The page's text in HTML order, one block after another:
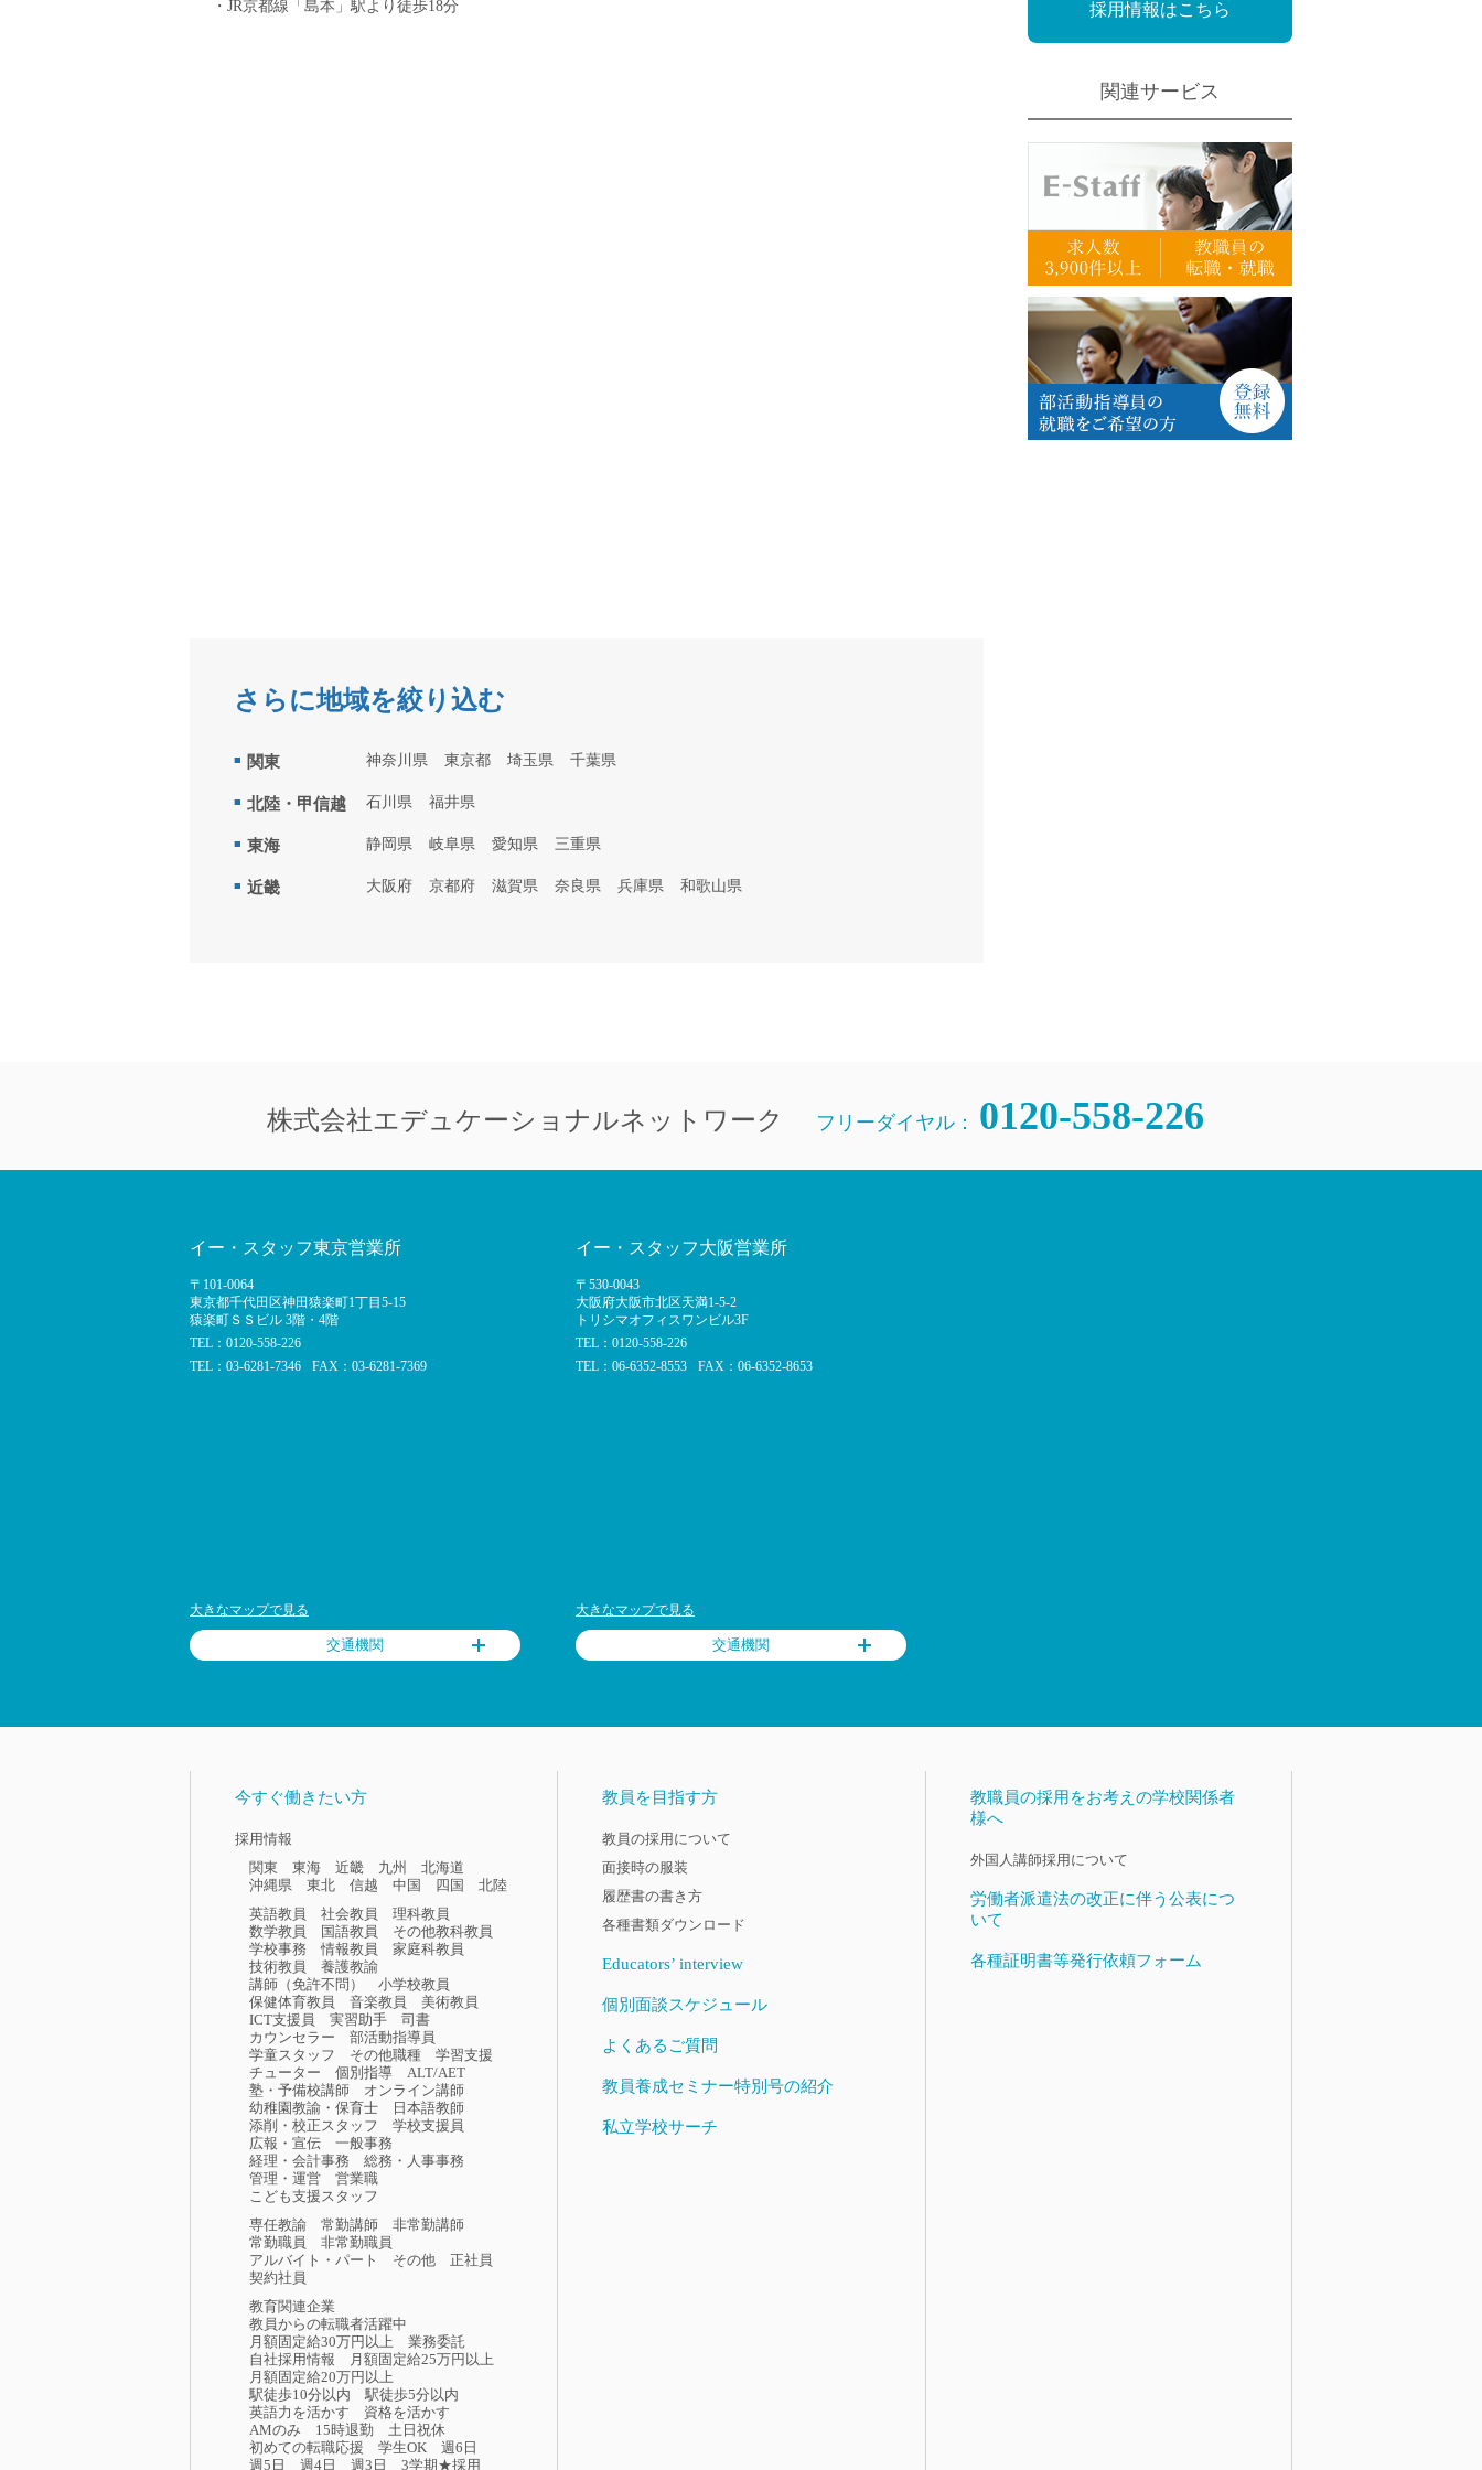
紹介予定派遣
社会人経験を活かせる
子育てママ活躍中
ミドル・シニア活躍中
扶養内勤務可
1日4時間以内
JR京都線「島本」駅より徒歩18分
さらに地域を絞り込む
関東 神奈川県 東京都 埼玉県 千葉県
北陸・甲信越 石川県 福井県
東海 静岡県 岐阜県 愛知県 三重県
近畿 大阪府 京都府 滋賀県 奈良県 兵庫県 和歌山県
採用情報はこちら
関連サービス
株式会社エデュケーショナルネットワーク フリーダイヤル： 0120-558-226
イー・スタッフ東京営業所
〒101-0064
東京都千代田区神田猿楽町1丁目5-15
猿楽町ＳＳビル 3階・4階
TEL：0120-558-226
TEL：03-6281-7346
FAX：03-6281-7369
大きなマップで見る
交通機関
イー・スタッフ大阪営業所
〒530-0043
大阪府大阪市北区天満1-5-2
トリシマオフィスワンビル3F
TEL：0120-558-226
TEL：06-6352-8553
FAX：06-6352-8653
大きなマップで見る
交通機関
今すぐ働きたい方
採用情報
関東
東海 近畿 九州
北海道
沖縄県
東北 信越 中国 四国
北陸
英語教員
社会教員
理科教員
数学教員
国語教員
その他教科教員
学校事務
情報教員
家庭科教員
技術教員
養護教諭
講師（免許不問）
小学校教員
保健体育教員
音楽教員
美術教員
ICT支援員
実習助手
司書
カウンセラー
部活動指導員
学童スタッフ
その他職種
学習支援
チューター
個別指導
ALT/AET
塾・予備校講師
オンライン講師
幼稚園教諭・保育士
日本語教師
添削・校正スタッフ
学校支援員
広報・宣伝
一般事務
経理・会計事務
総務・人事事務
管理・運営
営業職
こども支援スタッフ
専任教諭
常勤講師
非常勤講師
常勤職員
非常勤職員
アルバイト・パート
その他
正社員
契約社員
教育関連企業
教員からの転職者活躍中
月額固定給30万円以上
業務委託
自社採用情報
月額固定給25万円以上
月額固定給20万円以上
駅徒歩10分以内
駅徒歩5分以内
英語力を活かす
資格を活かす
AMのみ
15時退勤
土日祝休
初めての転職応援
学生OK
週6日
週5日
週4日 週3日 3学期★採用
教員を目指す方
教員の採用について
面接時の服装
履歴書の書き方
各種書類ダウンロード
Educators’ interview
個別面談スケジュール
よくあるご質問
教員養成セミナー特別号の紹介
私立学校サーチ
教職員の採用をお考えの学校関係者
様へ
外国人講師採用について
労働者派遣法の改正に伴う公表につ
いて
各種証明書等発行依頼フォーム